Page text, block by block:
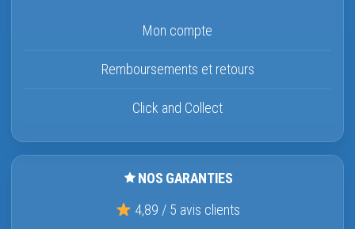
Mon compte
Remboursements et retours
Click and Collect
NOS GARANTIES
4,89 / 5 avis clients